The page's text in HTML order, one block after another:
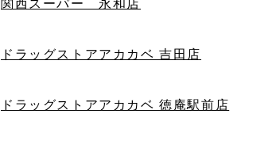
ドラッグストアアカカベ 吉田店
ドラッグストアアカカベ 徳庵駅前店